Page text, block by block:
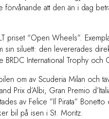
förvånande att den än i dag
priset “Open Wheels”.
sin siluett: den levererades
International Trophy och
om av Scuderia Milan och
Prix d’Albi, Gran Premio
av Felice ”Il Pirata”
bil på isen i St. Moritz.